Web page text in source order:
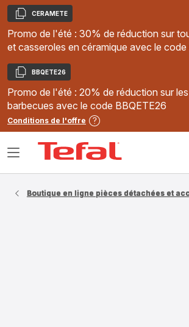
Copier
CERAMETE
Promo de l'été : 30% de réduction sur
et casseroles en céramique avec le code
Copier
BBQETE26
Promo de l'été : 20% de réduction sur
barbecues avec le code BBQETE26
Conditions de l'offre
Ouvrir
Boutique en ligne pièces détachées et